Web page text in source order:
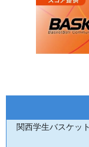
関西学生バスケッ